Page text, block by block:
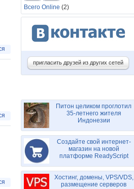
Всего Online (2)
пригласить друзей из других сетей
Питон целиком проглотил
35-летнего жителя
Индонезии
Создайте свой интернет-
магазин на новой
платформе ReadyScript
Хостинг, домены, VPS/VDS,
размещение серверов